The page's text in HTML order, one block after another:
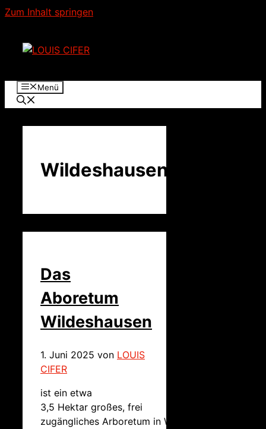
Zum Inhalt springen
Menü
Wildeshausen
Das
Aboretum
Wildeshausen
1. Juni 2025 von LOUIS
CIFER
ist ein etwa
3,5 Hektar großes, frei
zugängliches Arboretum in Wildeshausen.